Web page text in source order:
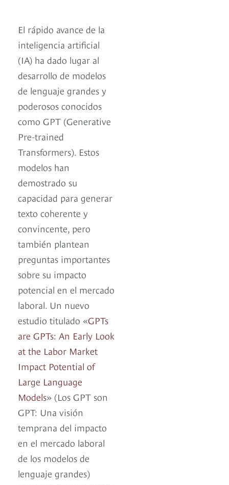
El rápido avance de la
inteligencia artificial
(IA) ha dado lugar al
desarrollo de modelos
de lenguaje grandes y
poderosos conocidos
como GPT (Generative
Pre-trained
Transformers). Estos
modelos han
demostrado su
capacidad para generar
texto coherente y
convincente, pero
también plantean
preguntas importantes
sobre su impacto
potencial en el mercado
laboral. Un nuevo
estudio titulado «GPTs
are GPTs: An Early Look
at the Labor Market
Impact Potential of
Large Language
Models» (Los GPT son
GPT: Una visión
temprana del impacto
en el mercado laboral
de los modelos de
lenguaje grandes)